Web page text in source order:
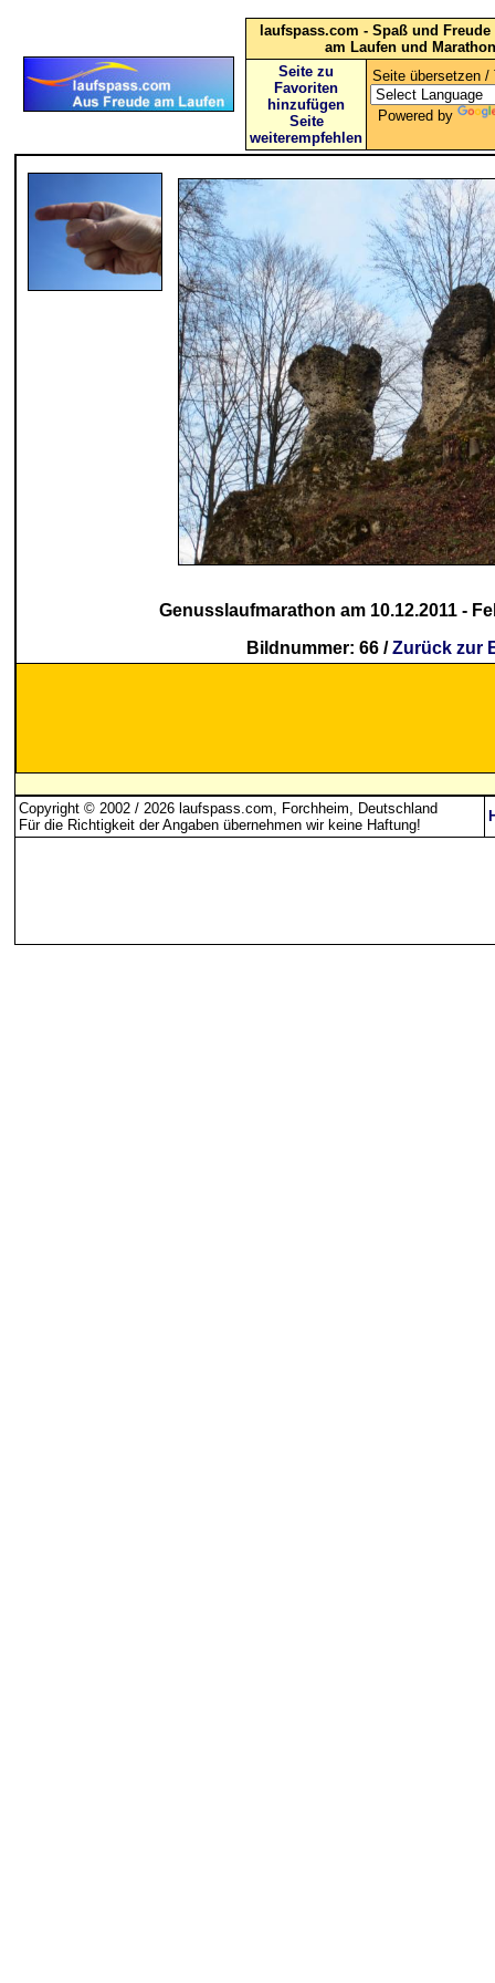
laufspass.com - Spaß und
am Laufen und Marathon
Seite zu
Favoriten
hinzufügen
Seite
weiterempfehlen
Seite übersetzen /
Powered by
Genusslaufmarathon am 10.12.2011 -
Bildnummer: 66 /Zurück zur
Copyright © 2002 / 2026 laufspass.com, Forchheim, Deutschland
Für die Richtigkeit der Angaben übernehmen wir keine Haftung!